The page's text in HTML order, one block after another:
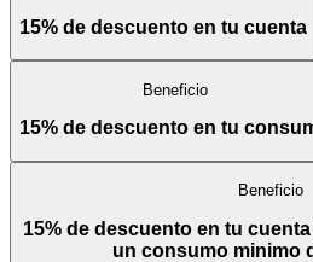
15% de descuento en tu cuenta
Beneficio
15% de descuento en tu
Beneficio
15% de descuento en tu
un consumo minimo